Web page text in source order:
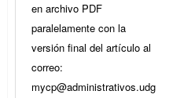
en archivo PDF
paralelamente con la
versión final del artículo al
correo:
mycp@administrativos.udg